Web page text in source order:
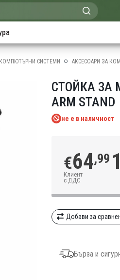
КОМПЮТЪРНИ СИСТЕМИ АКСЕСОАРИ ЗА
СТОЙКА ЗА
ARM STAND
не е в наличност
€64,99
Клиент
с ДДС
Добави за
Бърза и